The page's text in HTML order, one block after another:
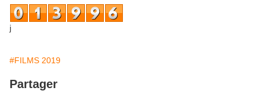
j
#FILMS 2019
Partager